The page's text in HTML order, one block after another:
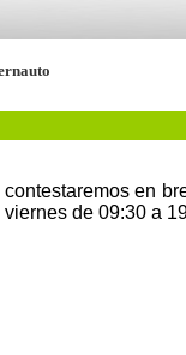
en
de 09:30 a